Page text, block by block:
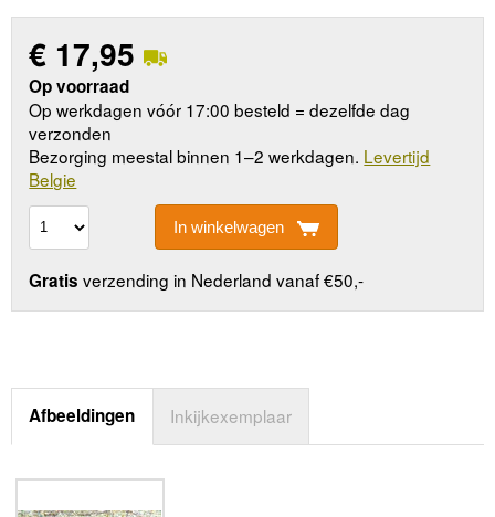
€ 17,95
Op voorraad
Op werkdagen vóór 17:00 besteld = dezelfde dag
verzonden
Bezorging meestal binnen 1–2 werkdagen. Levertijd
Belgie
In winkelwagen
Gratis verzending in Nederland vanaf €50,-
Afbeeldingen Inkijkexemplaar